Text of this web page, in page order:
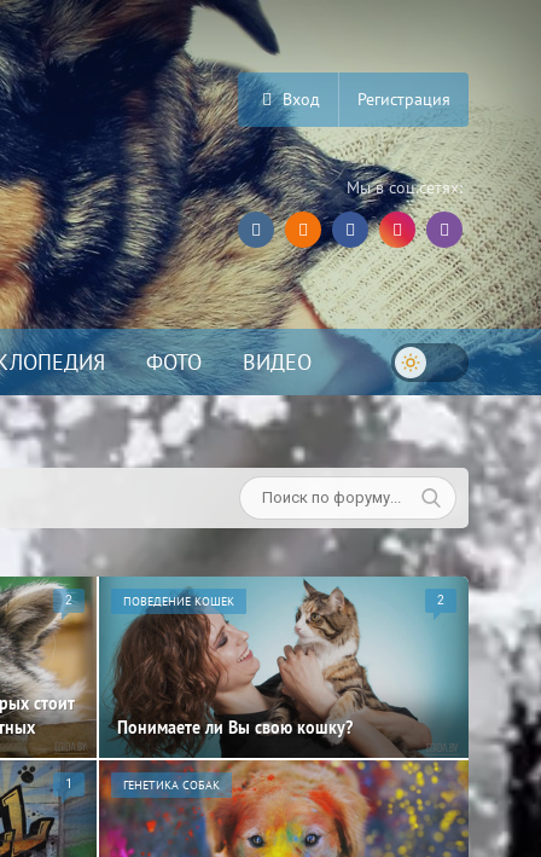
Вход Регистрация
Мы в соц.сетях:
ФОТО ВИДЕО
2
стоит
ПОВЕДЕНИЕ КОШЕК 2
Понимаете ли Вы свою кошку?
1 ГЕНЕТИКА СОБАК